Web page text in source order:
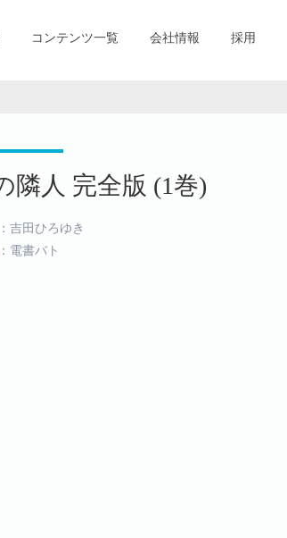
コンテンツ一覧 会社情報 採用
隣人 完全版 (1巻)
田ひろゆき
電書バト